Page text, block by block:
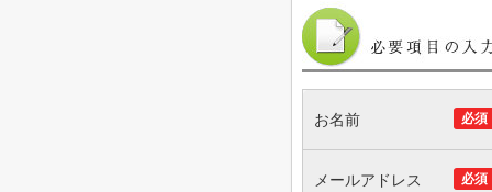
必須
お名前
必須
メールアドレス